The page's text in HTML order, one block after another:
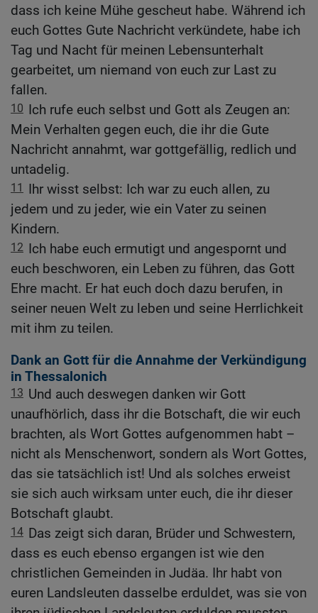
dass ich keine Mühe gescheut habe. Während ich
euch Gottes Gute Nachricht verkündete, habe ich
Tag und Nacht für meinen Lebensunterhalt
gearbeitet, um niemand von euch zur Last zu
fallen.
10 Ich rufe euch selbst und Gott als Zeugen an:
Mein Verhalten gegen euch, die ihr die Gute
Nachricht annahmt, war gottgefällig, redlich und
untadelig.
11
Ihr wisst selbst: Ich war zu euch allen, zu
jedem und zu jeder, wie ein Vater zu seinen
Kindern.
12 Ich habe euch ermutigt und angespornt und
euch beschworen, ein Leben zu führen, das Gott
Ehre macht. Er hat euch doch dazu berufen, in
seiner neuen Welt zu leben und seine Herrlichkeit
mit ihm zu teilen.
Dank an Gott für die Annahme der Verkündigung
in Thessalonich
13 Und auch deswegen danken wir Gott
unaufhörlich, dass ihr die Botschaft, die wir euch
brachten, als Wort Gottes aufgenommen habt –
nicht als Menschenwort, sondern als Wort Gottes,
das sie tatsächlich ist! Und als solches erweist
sie sich auch wirksam unter euch, die ihr dieser
Botschaft glaubt.
14 Das zeigt sich daran, Brüder und Schwestern,
dass es euch ebenso ergangen ist wie den
christlichen Gemeinden in Judäa. Ihr habt von
euren Landsleuten dasselbe erduldet, was sie von